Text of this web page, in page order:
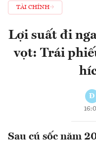
TÀI CHÍNH
Lợi suất đi
vọt: Trái
Đ
Sau cú sốc năm